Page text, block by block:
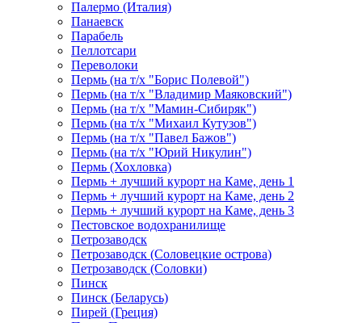
Палермо (Италия)
Панаевск
Парабель
Пеллотсари
Переволоки
Пермь (на т/х "Борис Полевой")
Пермь (на т/х "Владимир Маяковский")
Пермь (на т/х "Мамин-Сибиряк")
Пермь (на т/х "Михаил Кутузов")
Пермь (на т/х "Павел Бажов")
Пермь (на т/х "Юрий Никулин")
Пермь (Хохловка)
Пермь + лучший курорт на Каме, день 1
Пермь + лучший курорт на Каме, день 2
Пермь + лучший курорт на Каме, день 3
Пестовское водохранилище
Петрозаводск
Петрозаводск (Соловецкие острова)
Петрозаводск (Соловки)
Пинск
Пинск (Беларусь)
Пирей (Греция)